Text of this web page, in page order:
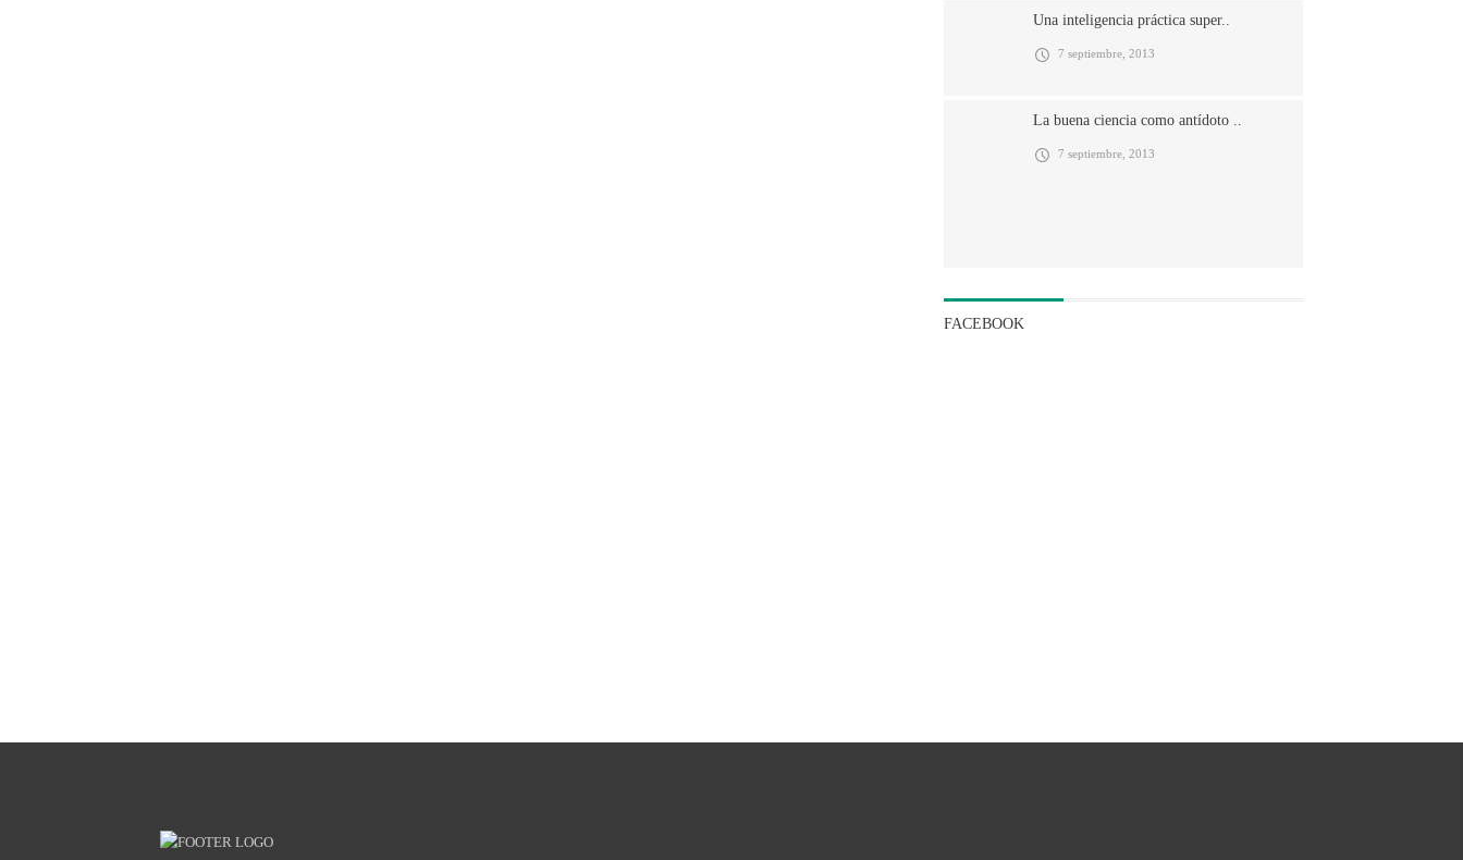
Una inteligencia práctica super..
7 septiembre, 2013
La buena ciencia como antídoto ..
7 septiembre, 2013
FACEBOOK